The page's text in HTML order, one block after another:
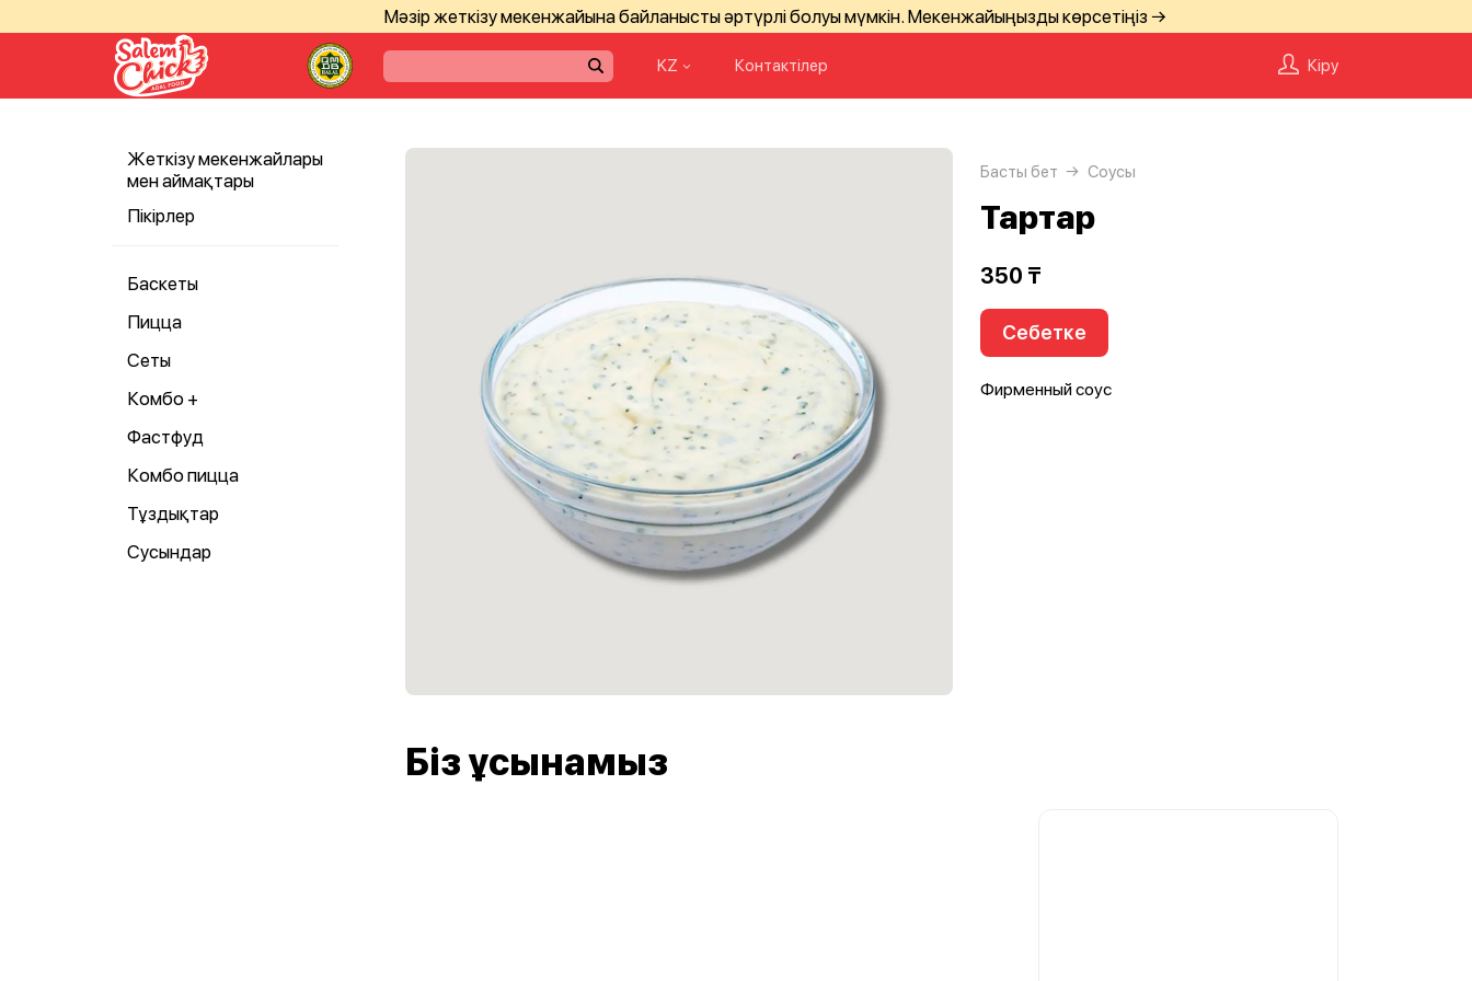
Мәзір жеткізу мекенжайына байланысты әртүрлі болуы мүмкін. Мекенжайыңызды көрсетіңіз →
KZ Контактілер Кіру
Жеткізу мекенжайлары
мен аймақтары
Пікірлер
Баскеты
Пицца
Сеты
Комбо +
Фастфуд
Комбо пицца
Тұздықтар
Сусындар
Басты бет Соусы
Тартар
350 ₸
Себетке
Фирменный соус
Біз ұсынамыз